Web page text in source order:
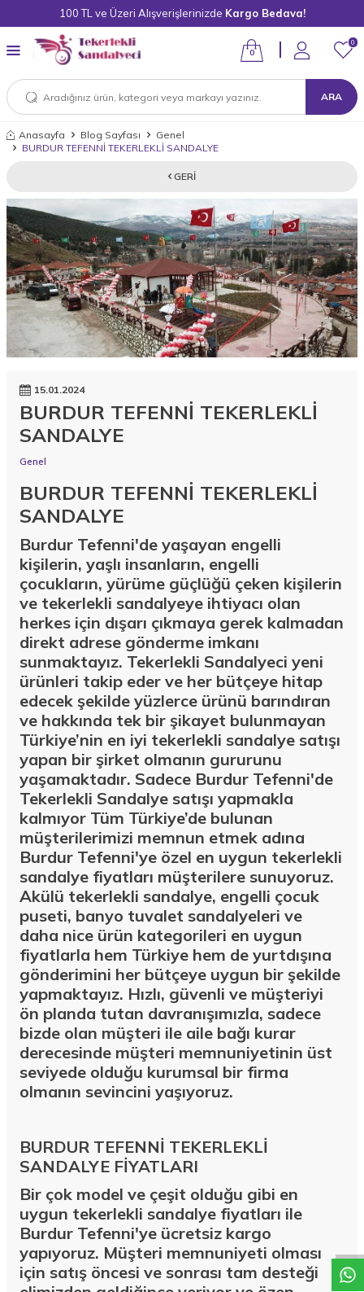
100 TL ve Üzeri Alışverişlerinizde Kargo Bedava!
ARA
0
0
Anasayfa Blog Sayfası
Genel
BURDUR TEFENNİ TEKERLEKLİ SANDALYE
GERI
15.01.2024
BURDUR TEFENNİ TEKERLEKLİ
SANDALYE
Genel
BURDUR TEFENNİ TEKERLEKLİ
SANDALYE
Burdur Tefenni'de yaşayan engelli
kişilerin, yaşlı insanların, engelli
çocukların, yürüme güçlüğü çeken kişilerin
ve tekerlekli sandalyeye ihtiyacı olan
herkes için dışarı çıkmaya gerek kalmadan
direkt adrese gönderme imkanı
sunmaktayız. Tekerlekli Sandalyeci yeni
ürünleri takip eder ve her bütçeye hitap
edecek şekilde yüzlerce ürünü barındıran
ve hakkında tek bir şikayet bulunmayan
Türkiye’nin en iyi tekerlekli sandalye satışı
yapan bir şirket olmanın gururunu
yaşamaktadır. Sadece Burdur Tefenni'de
Tekerlekli Sandalye satışı yapmakla
kalmıyor Tüm Türkiye’de bulunan
müşterilerimizi memnun etmek adına
Burdur Tefenni'ye özel en uygun tekerlekli
sandalye fiyatları müşterilere sunuyoruz.
Akülü tekerlekli sandalye, engelli çocuk
puseti, banyo tuvalet sandalyeleri ve
daha nice ürün kategorileri en uygun
fiyatlarla hem Türkiye hem de yurtdışına
gönderimini her bütçeye uygun bir şekilde
yapmaktayız. Hızlı, güvenli ve müşteriyi
ön planda tutan davranışımızla, sadece
bizde olan müşteri ile aile bağı kurar
derecesinde müşteri memnuniyetinin üst
seviyede olduğu kurumsal bir firma
olmanın sevincini yaşıyoruz.
BURDUR TEFENNİ TEKERLEKLİ
SANDALYE FİYATLARI
Bir çok model ve çeşit olduğu gibi en
uygun tekerlekli sandalye fiyatları ile
Burdur Tefenni'ye ücretsiz kargo
yapıyoruz. Müşteri memnuniyeti olması
için satış öncesi ve sonrası tam desteği